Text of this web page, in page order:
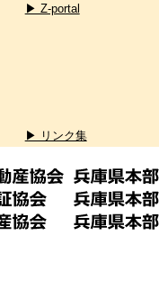
▶ Z-portal
▶ リンク集